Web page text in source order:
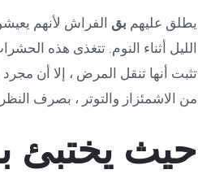
يطلق عليهم بق الفراش لأنهم
الليل أثناء النوم. تتغذى هذه
تثبت أنها تنقل المرض ، إلا أن
من الاشمئزاز والتوتر ، بصرف
حيث يختبئ